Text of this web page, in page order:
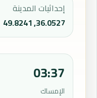
إحداثيات المدينة
36.0527, 49.8241
03:37
الإمساك